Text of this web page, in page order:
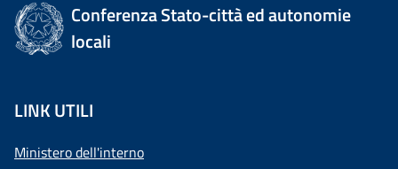
Conferenza Stato-città ed autonomie
locali
LINK UTILI
Ministero dell'interno